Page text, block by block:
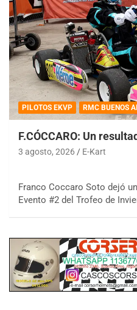
PILOTOS EKVP RMC BUENOS
F.CÓCCARO: Un
3 agosto, 2026 E-Kart
Franco Coccaro Soto dejó
Evento #2 del Trofeo de